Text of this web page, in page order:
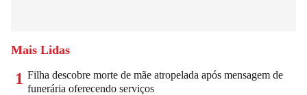
Mais Lidas
1 Filha descobre morte de mãe atropelada após mensagem de
funerária oferecendo serviços